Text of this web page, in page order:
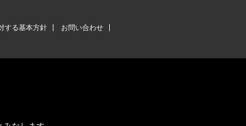
する基本方針
お問い合わせ